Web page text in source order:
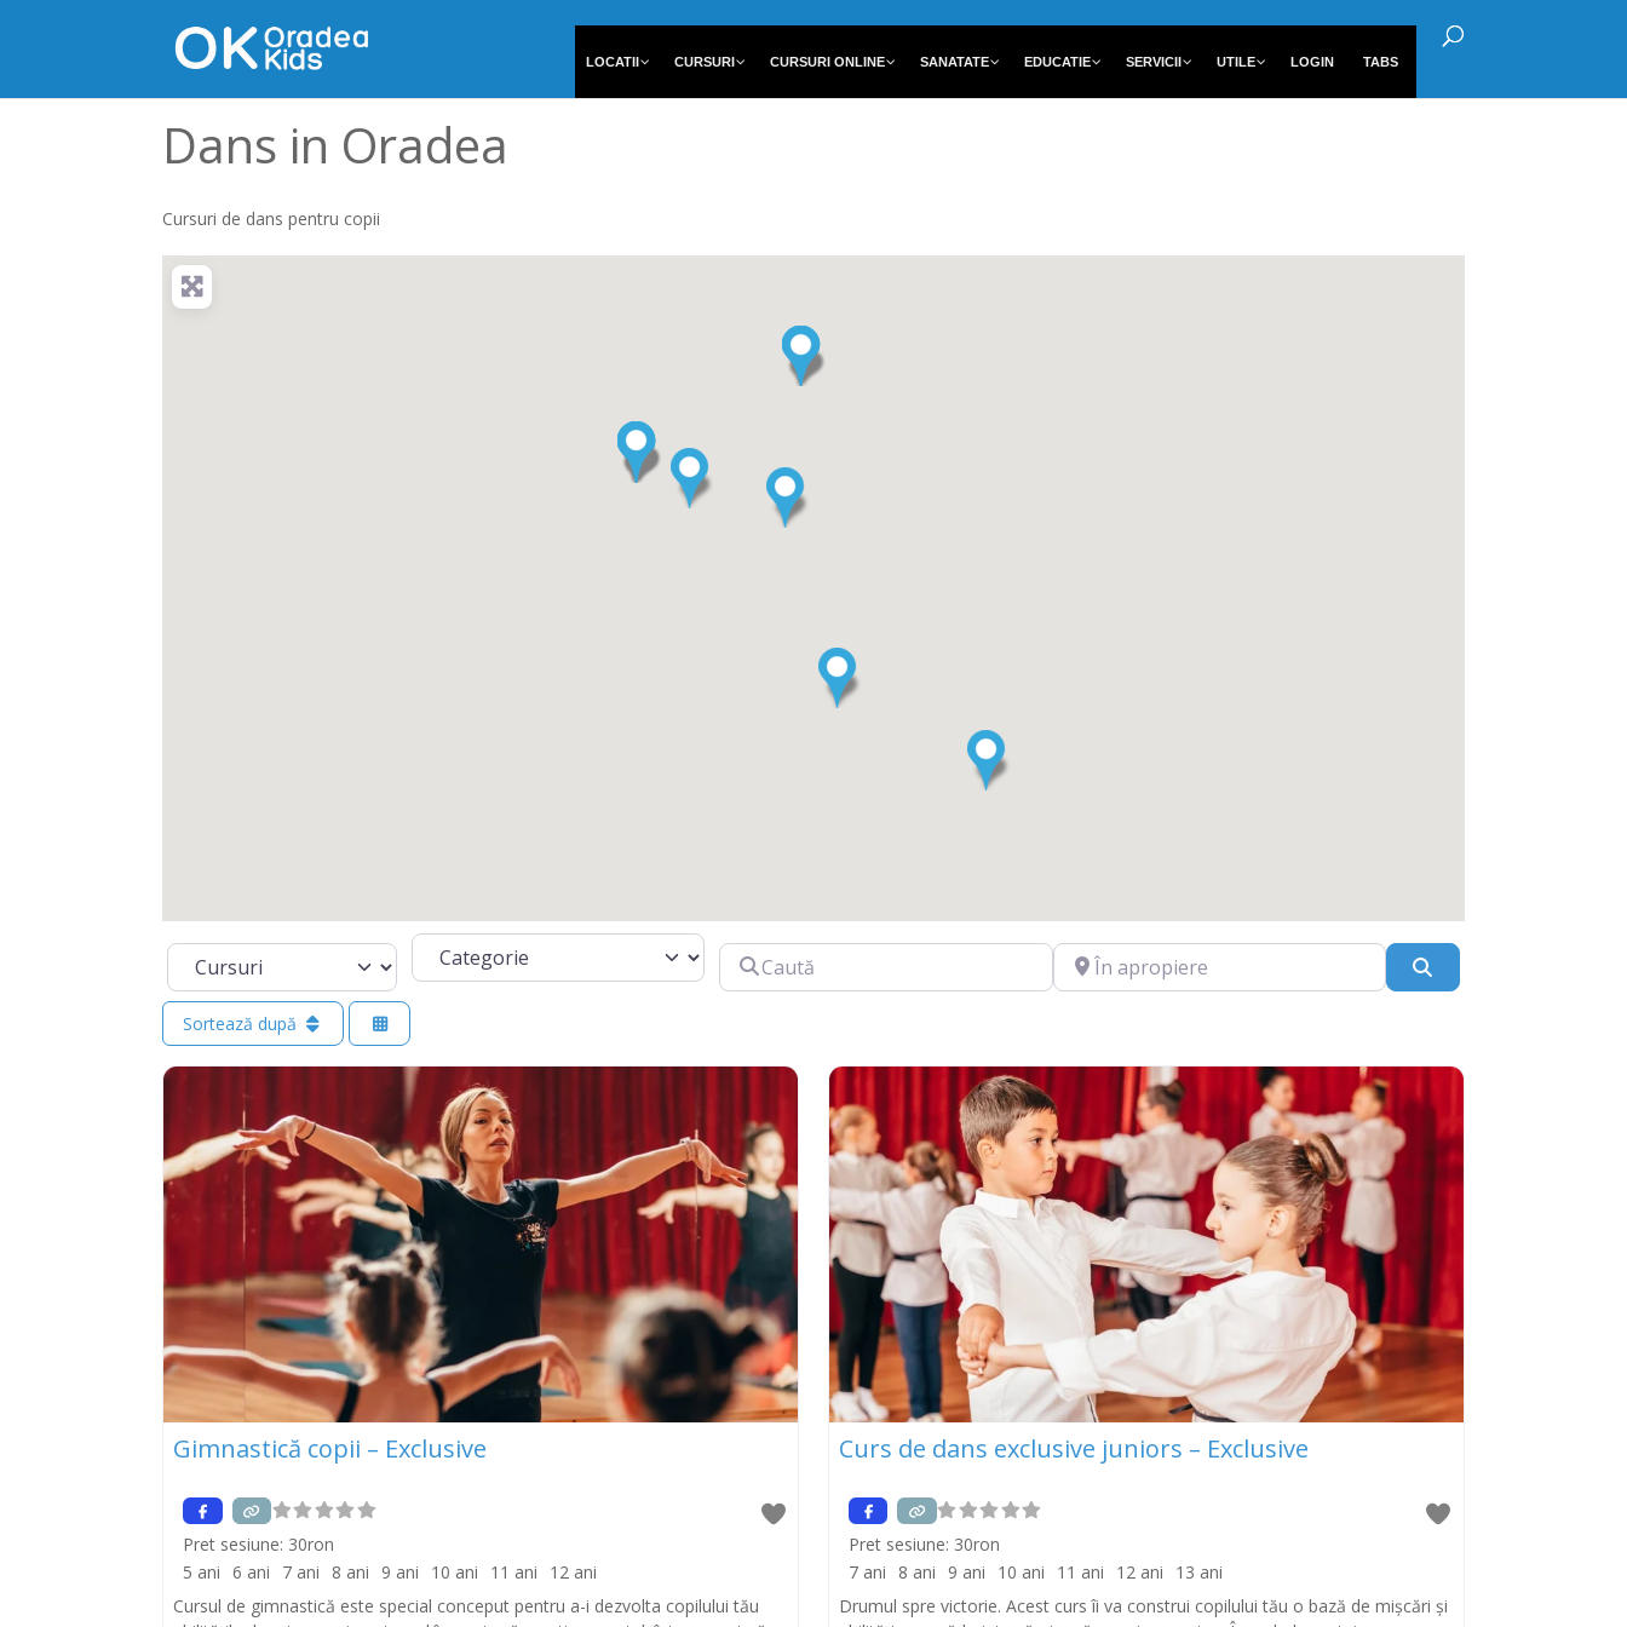
LOCATII CURSURI CURSURI ONLINE SANATATE EDUCATIE SERVICII UTILE LOGIN TABS
Dans in Oradea
Cursuri de dans pentru copii
Select search type Categorie Caută În apropiere
Sortează după
Gimnastică copii – Exclusive
Pret sesiune: 30ron
5 ani
6 ani 7 ani 8 ani 9 ani 10 ani 11 ani
12 ani
Cursul de gimnastică este special conceput pentru a-i dezvolta copilului tău
Curs de dans exclusive juniors – Exclusive
Pret sesiune: 30ron
7 ani
8 ani 9 ani 10 ani 11 ani 12 ani
13 ani
Drumul spre victorie. Acest curs îi va construi copilului tău o bază de mișcări și